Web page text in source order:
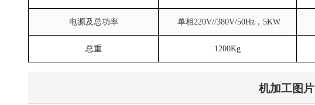
电源及总功率 单相220V//380V/50Hz，5KW
总重 1200Kg
机加工图片